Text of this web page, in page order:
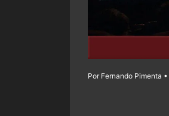
Por Fernando Pimenta